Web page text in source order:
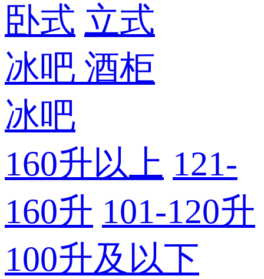
卧式 立式
冰吧 酒柜
冰吧
160升以上 121-
160升 101-120升
100升及以下